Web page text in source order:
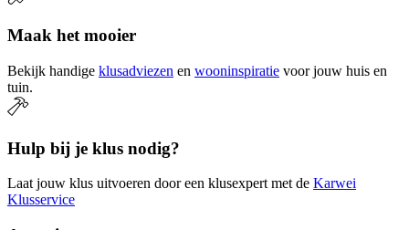
Maak het mooier
Bekijk handige klusadviezen en wooninspiratie voor jouw huis en
tuin.
Hulp bij je klus nodig?
Laat jouw klus uitvoeren door een klusexpert met de Karwei
Klusservice